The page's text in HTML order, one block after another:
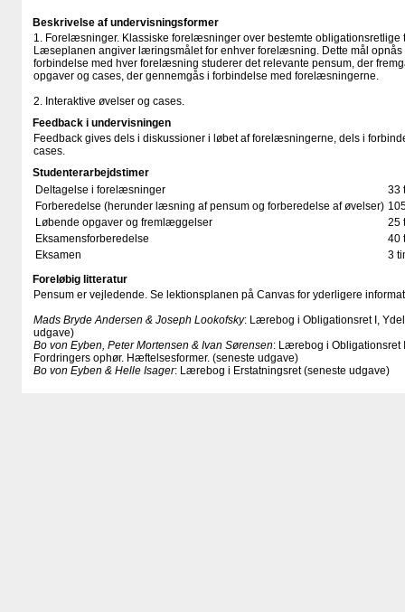
Beskrivelse af undervisningsformer
1. Forelæsninger. Klassiske forelæsninger over bestemte obligationsretlige
Læseplanen angiver læringsmålet for enhver forelæsning. Dette mål opnås
forbindelse med hver forelæsning studerer det relevante pensum, der
opgaver og cases, der gennemgås i forbindelse med forelæsningerne.
2. Interaktive øvelser og cases.
Feedback i undervisningen
Feedback gives dels i diskussioner i løbet af forelæsningerne, dels i
cases.
Studenterarbejdstimer
Deltagelse i forelæsninger
33
Forberedelse (herunder læsning af pensum og forberedelse af øvelser)
Løbende opgaver og fremlæggelser
25
Eksamensforberedelse
40
Eksamen
3
Foreløbig litteratur
Pensum er vejledende. Se lektionsplanen på Canvas for yderligere
Mads Bryde Andersen & Joseph Lookofsky: Lærebog i Obligationsret I,
udgave)
Bo von Eyben, Peter Mortensen & Ivan Sørensen: Lærebog i Obligationsret
Fordringers ophør. Hæftelsesformer. (seneste udgave)
Bo von Eyben & Helle Isager: Lærebog i Erstatningsret (seneste udgave)